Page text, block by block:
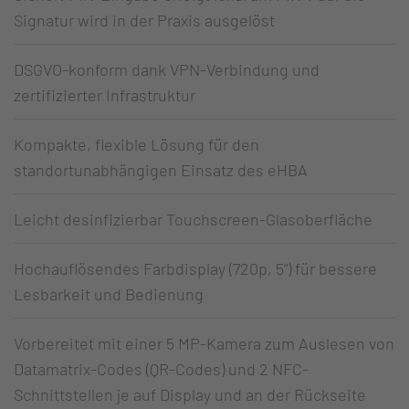
Signatur wird in der Praxis ausgelöst
DSGVO-konform dank VPN-Verbindung und
zertifizierter Infrastruktur
Kompakte, flexible Lösung für den
standortunabhängigen Einsatz des eHBA
Leicht desinfizierbar Touchscreen-Glasoberfläche
Hochauflösendes Farbdisplay (720p, 5”) für bessere
Lesbarkeit und Bedienung
Vorbereitet mit einer 5 MP-Kamera zum Auslesen von
Datamatrix-Codes (QR-Codes) und 2 NFC-
Schnittstellen je auf Display und an der Rückseite